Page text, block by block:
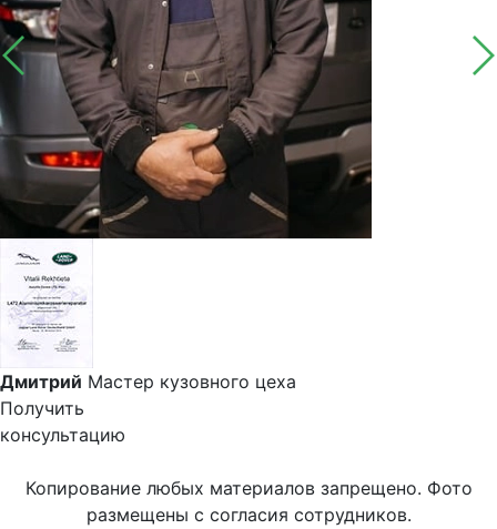
Дмитрий Мастер кузовного цеха
Получить
консультацию
Копирование любых материалов запрещено. Фото
размещены с согласия сотрудников.